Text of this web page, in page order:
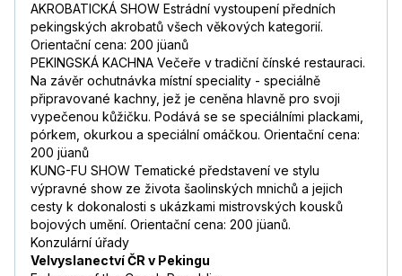
AKROBATICKÁ SHOW Estrádní vystoupení předních
pekingských akrobatů všech věkových kategorií.
Orientační cena: 200 jüanů
PEKINGSKÁ KACHNA Večeře v tradiční čínské restauraci.
Na závěr ochutnávka místní speciality - speciálně
připravované kachny, jež je ceněna hlavně pro svoji
vypečenou kůžičku. Podává se se speciálními plackami,
pórkem, okurkou a speciální omáčkou. Orientační cena:
200 jüanů
KUNG-FU SHOW Tematické představení ve stylu
výpravné show ze života šaolinských mnichů a jejich
cesty k dokonalosti s ukázkami mistrovských kousků
bojových umění. Orientační cena: 200 jüanů.
Konzulární úřady
Velvyslanectví ČR v Pekingu